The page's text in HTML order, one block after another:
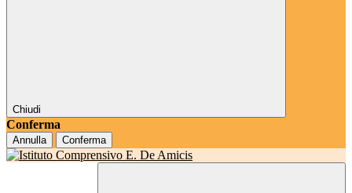
Chiudi
Conferma
Annulla Conferma